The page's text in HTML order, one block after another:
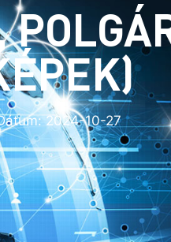
2024-10-27